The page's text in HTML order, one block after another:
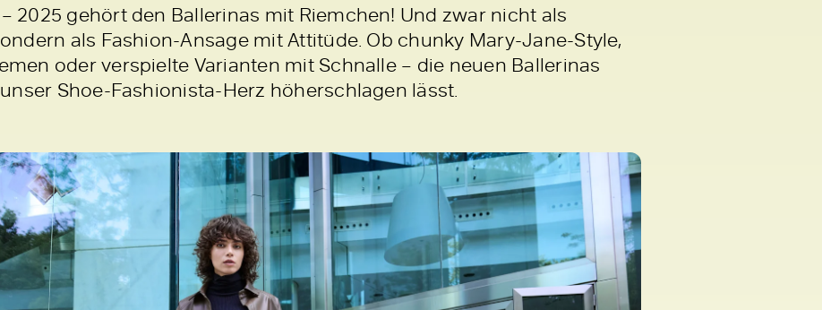
2025 gehört den Ballerinas mit Riemchen! Und zwar nicht als
als Fashion-Ansage mit Attitüde. Ob chunky Mary-Jane-Style,
oder verspielte Varianten mit Schnalle – die neuen Ballerinas
Shoe-Fashionista-Herz höherschlagen lässt.